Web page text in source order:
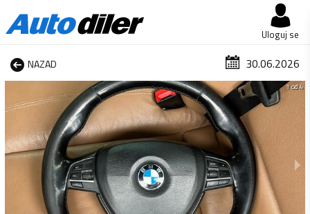
Uloguj se
NAZAD 30.06.2026
1 od 4